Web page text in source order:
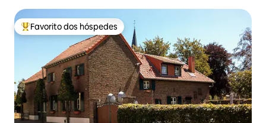
Favoritos dos hóspedes mais apreciados
Favorito dos hóspedes